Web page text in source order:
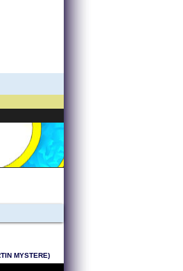
MYSTERE)